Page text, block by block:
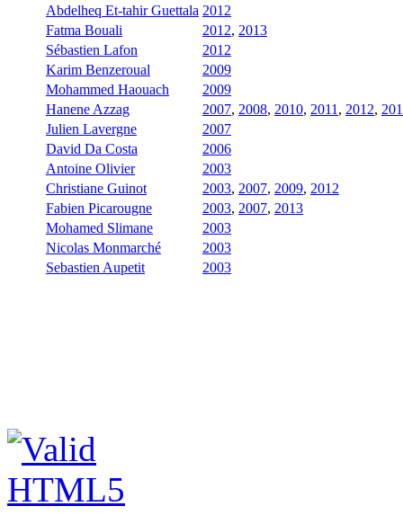
Abdelheq Et-tahir Guettala 2012
Fatma Bouali
2012, 2013
Sébastien Lafon
2012
Karim Benzeroual
2009
Mohammed Haouach
2009
Hanene Azzag
2007, 2008, 2010, 2011 , 2012,
Julien Lavergne
2007
David Da Costa
2006
Antoine Olivier
2003
Christiane Guinot
2003, 2007, 2009, 2012
Fabien Picarougne
2003, 2007, 2013
Mohamed Slimane
2003
Nicolas Monmarché
2003
Sebastien Aupetit
2003